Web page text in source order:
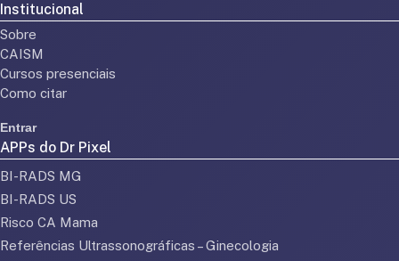
Institucional
Sobre
CAISM
Cursos presenciais
Como citar
Entrar
APPs do Dr Pixel
BI-RADS MG
BI-RADS US
Risco CA Mama
Referências Ultrassonográficas – Ginecologia